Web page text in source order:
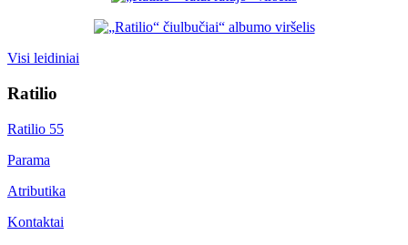
Visi leidiniai
Ratilio
Ratilio 55
Parama
Atributika
Kontaktai